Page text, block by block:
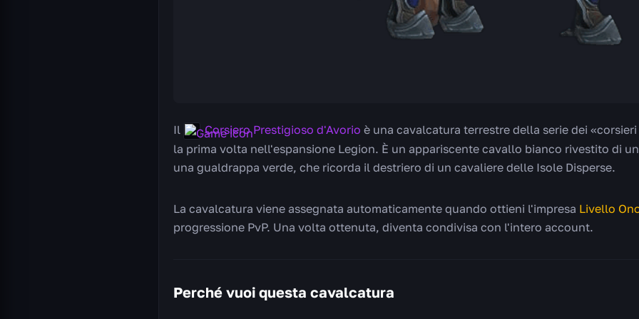
Il Corsiero Prestigioso d'Avorio è una cavalcatura terrestre della serie dei
la prima volta nell'espansione Legion. È un appariscente cavallo bianco rivestito di
una gualdrappa verde, che ricorda il destriero di un cavaliere delle Isole Disperse.
La cavalcatura viene assegnata automaticamente quando ottieni l'impresa Livello
progressione PvP. Una volta ottenuta, diventa condivisa con l'intero account.
Perché vuoi questa cavalcatura